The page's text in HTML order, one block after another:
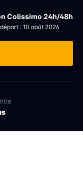
Colissimo 24h/48h
: 10 août 2026